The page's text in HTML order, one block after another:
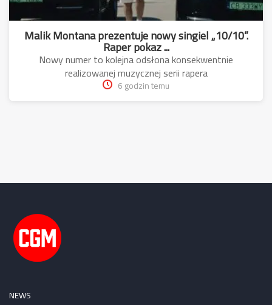
Malik Montana prezentuje nowy singiel „10/10”.
Raper pokaz ...
Nowy numer to kolejna odsłona konsekwentnie
realizowanej muzycznej serii rapera
6 godzin temu
NEWS